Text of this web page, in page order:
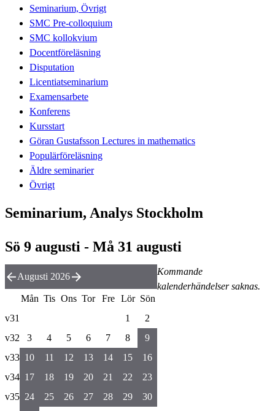
Seminarium, Övrigt
SMC Pre-colloquium
SMC kollokvium
Docentföreläsning
Disputation
Licentiatseminarium
Examensarbete
Konferens
Kursstart
Göran Gustafsson Lectures in mathematics
Populärföreläsning
Äldre seminarier
Övrigt
Seminarium, Analys Stockholm
Sö 9 augusti - Må 31 augusti
Kommande
kalenderhändelser saknas.
Augusti 2026
Mån Tis Ons Tor Fre Lör Sön
v31
1
2
v32
3 4 5 6 7 8
9
v33 10 11 12 13 14 15
16
v34 17 18 19 20 21 22
23
v35 24 25 26 27 28 29
30